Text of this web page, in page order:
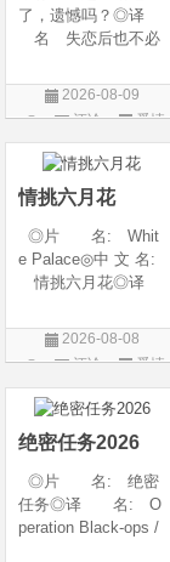
了，遗憾吗？◎译
名 失恋后也不必
rself◎年 代 20
26◎产 地 中国
剧 / 爱情◎语
言 汉语普通话◎上
映
2026-08-09
评论
爱情
片
情挑六月花
◎片 名: Whit
e Palace◎中 文 名:
情挑六月花◎译
道之恋 / 白色宫殿◎
年 代: 1990◎
类 别: 剧情 / 爱
情◎语
2026-08-08
评论
爱情
片
绝密任务2026
◎片 名: 绝密
任务◎译 名: O
peration Black-ops /